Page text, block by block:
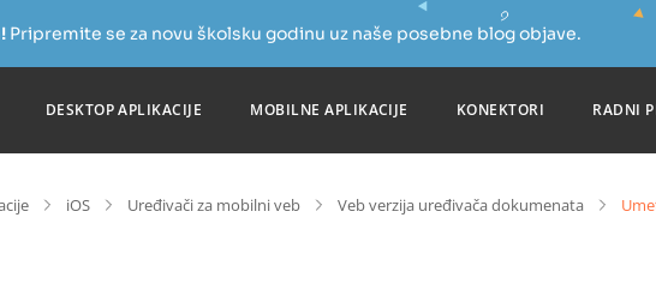
Pripremite se za novu školsku godinu uz naše posebne blog objave.
DESKTOP APLIKACIJE MOBILNE APLIKACIJE KONEKTORI RADNI
iOS Uređivači za mobilni veb Veb verzija uređivača dokumenata